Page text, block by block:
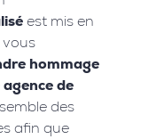
est mis en
vous
hommage
agence de
des
afin que